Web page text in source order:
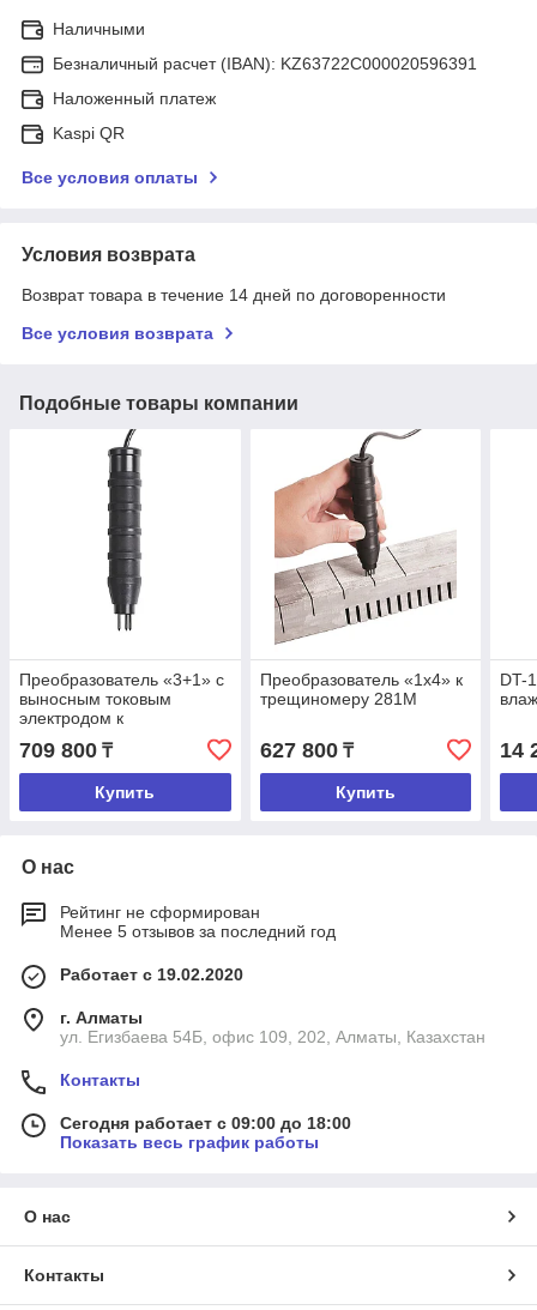
Наличными
Безналичный расчет (IBAN): KZ63722C000020596391
Наложенный платеж
Kaspi QR
Все условия оплаты
Условия возврата
Возврат товара в течение 14 дней по договоренности
Все условия возврата
Подобные товары компании
Преобразователь «3+1» с
выносным токовым
электродом к
трещиномеру 281М
709 800 ₸
Купить
Преобразователь «1х4» к
трещиномеру 281М
627 800₸
Купить
DT-
14
О нас
Рейтинг не сформирован
Менее 5 отзывов за последний год
Работает с 19.02.2020
г. Алматы
ул. Егизбаева 54Б, офис 109, 202, Алматы, Казахстан
Контакты
Сегодня работает с 09:00 до 18:00
Показать весь график работы
О нас
Контакты